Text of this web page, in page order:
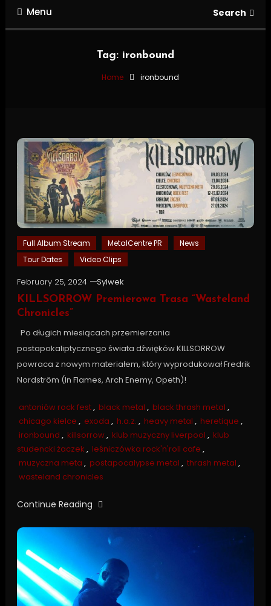
Menu Search
Tag: ironbound
Home ironbound
Full Album Stream MetalCentre PR
News
Tour Dates
Video Clips
February 25, 2024
Sylwek
KILLSORROW Premierowa Trasa “Wasteland
Chronicles”
Po długich miesiącach przemierzania
postapokaliptycznego świata dźwięków KILLSORROW
powraca z nowym materiałem, który wyprodukował Fredrik
Nordström (In Flames, Arch Enemy, Opeth)!
antoniów rock fest, black metal , black thrash metal ,
chicago kielce , exoda , h.a.z. , heavy metal , heretique ,
ironbound , killsorrow, klub muzyczny liverpool , klub
studencki żaczek , leśniczówka rock'n'roll cafe ,
muzyczna meta , postapocalypse metal , thrash metal ,
wasteland chronicles
Continue Reading